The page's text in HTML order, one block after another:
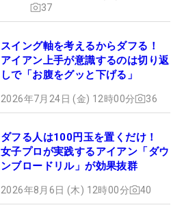
37
スイング軸を考えるからダフる！
アイアン上手が意識するのは切り返
しで「お腹をグッと下げる」
2026年7月24日 (金) 12時00分 36
ダフる人は100円玉を置くだけ！
女子プロが実践するアイアン「ダウ
ンブロードリル」が効果抜群
2026年8月6日 (木) 12時00分 40